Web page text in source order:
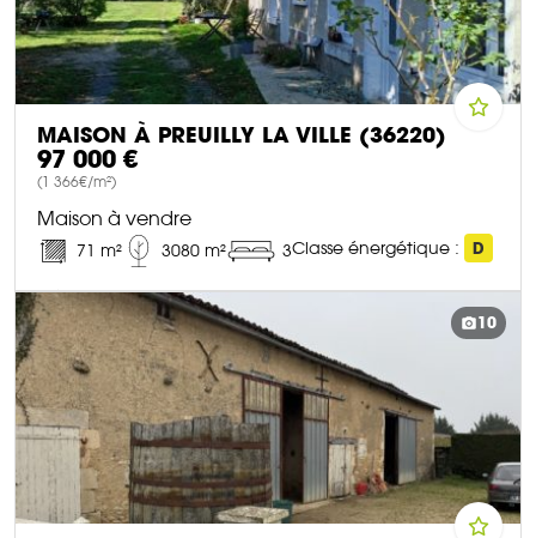
MAISON À PREUILLY LA VILLE (36220)
97 000 €
(1 366€/m²)
Maison à vendre
71 m² 3080 m² 3Classe énergétique : D
DÉCOUVRIR CE BIEN
10